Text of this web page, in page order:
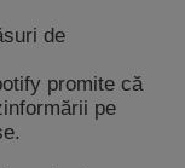
promite că
pe